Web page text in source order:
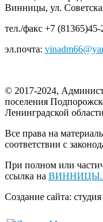
Винницы, ул.
тел./факс +7 (81365)45-
эл.почта:
© 2017-2024,
поселения
Ленинградской области
Все права на
соответствии с
При полном или
ссылка на
Создание сайта: студия